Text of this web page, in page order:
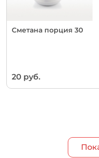
Сметана порция 30
20 руб.